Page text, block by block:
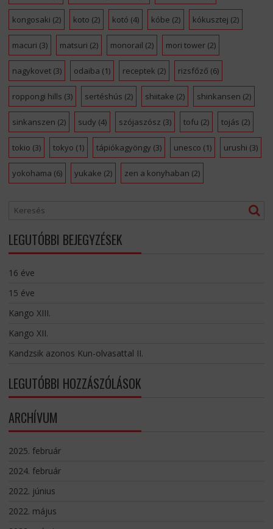
kongosaki (2) koto (2) kotó (4) kóbe (2) kókusztej (2)
macuri (3) matsuri (2) monorail (2) mori tower(2)
nagykovet(3) odaiba (1) receptek (2) rizsfőző (6)
roppongi hills (3) sertéshús (2) shiitake (2) shinkansen (2)
sinkanszen (2) sudy (4) szójaszósz (3) tofu (2) tojás (2)
tokio (3) tokyo (1) tápiókagyöngy (3) unesco (1) urushi (3)
yokohama (6) yukake (2) zen a konyhaban (2)
LEGUTÓBBI BEJEGYZÉSEK
16 éve
15 éve
Kango XIII.
Kango XII.
Kandzsik azonos Kun-olvasattal II.
LEGUTÓBBI HOZZÁSZÓLÁSOK
ARCHÍVUM
2025. február
2024. február
2022. június
2022. május